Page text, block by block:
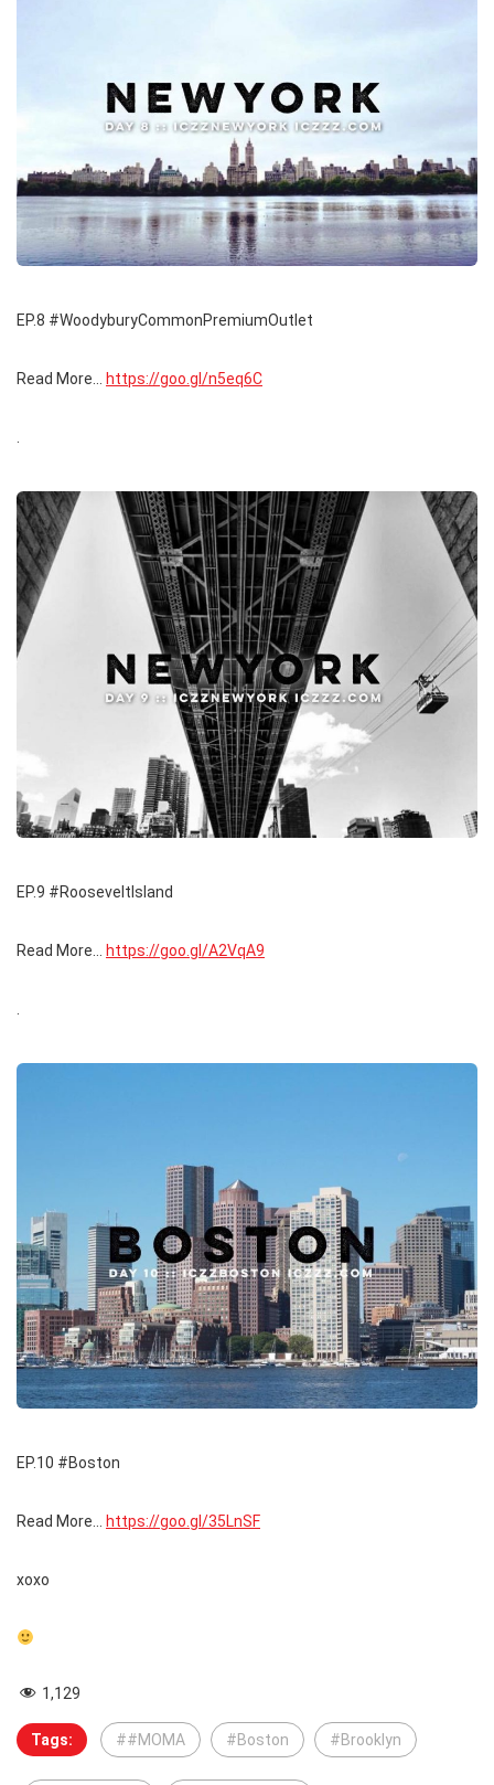
EP.8 #WoodyburyCommonPremiumOutlet
Read More… https://goo.gl/n5eq6C
EP.9 #RooseveltIsland
Read More… https://goo.gl/A2VqA9
EP.10 #Boston
Read More… https://goo.gl/35LnSF
xoxo
1,129
Tags: ##MOMA #Boston #Brooklyn